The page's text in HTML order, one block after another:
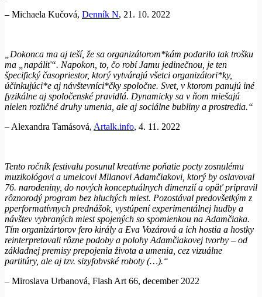
– Michaela Kučová, Denník N, 21. 10. 2022
„Dokonca ma aj teší, že sa organizátorom*kám podarilo tak trošku
ma „napáliť“. Napokon, to, čo robí Jamu jedinečnou, je ten
špecifický časopriestor, ktorý vytvárajú všetci organizátori*ky,
účinkujúci*e aj návštevníci*čky spoločne. Svet, v ktorom panujú iné
fyzikálne aj spoločenské pravidlá. Dynamicky sa v ňom miešajú
nielen rozličné druhy umenia, ale aj sociálne bubliny a prostredia.“
– Alexandra Tamásová, Artalk.info, 4. 11. 2022
Tento ročník festivalu posunul kreatívne poňatie pocty zosnulému
muzikológovi a umelcovi Milanovi Adamčiakovi, ktorý by oslavoval
76. narodeniny, do nových konceptuálnych dimenzií a opäť pripravil
rôznorodý program bez hluchých miest. Pozostával predovšetkým z
pperformatívnych prednášok, vystúpení experimentálnej hudby a
návštev vybraných miest spojených so spomienkou na Adamčiaka.
Tím organizártorov fero király a Eva Vozárová a ich hostia a hostky
reinterpretovali rôzne podoby a polohy Adamčiakovej tvorby – od
základnej premisy prepojenia života a umenia, cez vizuálne
partitúry, ale aj tzv. sizyfobvské roboty (…).“
– Miroslava Urbanová, Flash Art 66, december 2022